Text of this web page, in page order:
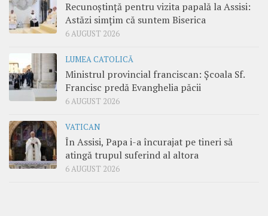
Recunoștință pentru vizita papală la Assisi:
Astăzi simțim că suntem Biserica
6 AUGUST 2026
LUMEA CATOLICĂ
Ministrul provincial franciscan: Școala Sf.
Francisc predă Evanghelia păcii
6 AUGUST 2026
VATICAN
În Assisi, Papa i-a încurajat pe tineri să
atingă trupul suferind al altora
6 AUGUST 2026